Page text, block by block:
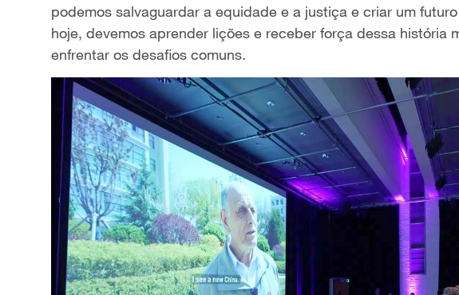
podemos salvaguardar a equidade e a justiça e criar um
hoje, devemos aprender lições e receber força dessa história
enfrentar os desafios comuns.